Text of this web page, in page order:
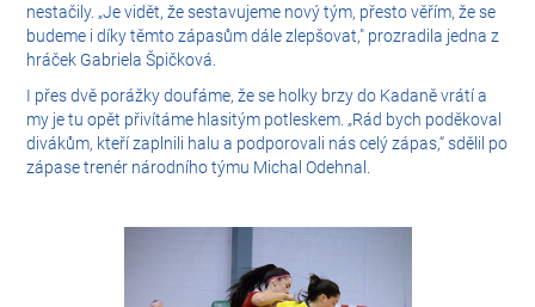
nestačily. „Je vidět, že sestavujeme nový tým, přesto věřím, že se
budeme i díky těmto zápasům dále zlepšovat," prozradila jedna z
hráček Gabriela Špičková.
I přes dvě porážky doufáme, že se holky brzy do Kadaně vrátí a
my je tu opět přivítáme hlasitým potleskem. „Rád bych poděkoval
divákům, kteří zaplnili halu a podporovali nás celý zápas,“ sdělil po
zápase trenér národního týmu Michal Odehnal.